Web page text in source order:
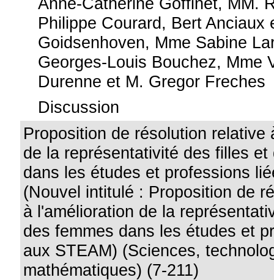
Philippe Courard, Bert Anciaux
Goidsenhoven, Mme Sabine
Georges-Louis Bouchez, Mme
Durenne et M. Gregor Freches
Discussion
Proposition de résolution relative
de la représentativité des filles et
dans les études et professions
(Nouvel intitulé : Proposition de
à l'amélioration de la
des femmes dans les études et
aux STEAM) (Sciences,
mathématiques) (7-211)